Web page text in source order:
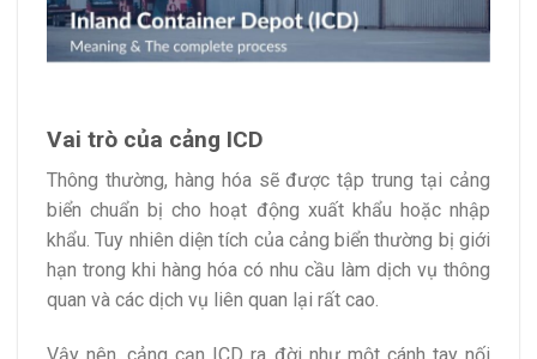
Vai trò của cảng ICD
Thông thường, hàng hóa sẽ được tập trung tại cảng
biển chuẩn bị cho hoạt động xuất khẩu hoặc nhập
khẩu. Tuy nhiên diện tích của cảng biển thường bị giới
hạn trong khi hàng hóa có nhu cầu làm dịch vụ thông
quan và các dịch vụ liên quan lại rất cao.